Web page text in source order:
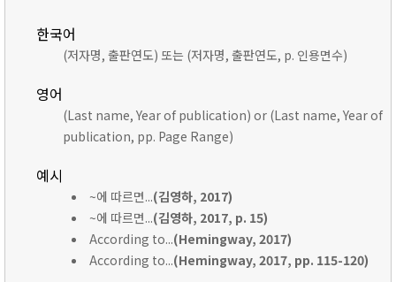
한국어
(저자명, 출판연도) 또는 (저자명, 출판연도, p. 인용면수)
영어
(Last name, Year of publication) or (Last name, Year of
publication, pp. Page Range)
예시
~에 따르면...(김영하, 2017)
~에 따르면...(김영하, 2017, p. 15)
According to...(Hemingway, 2017)
According to...(Hemingway, 2017, pp. 115-120)